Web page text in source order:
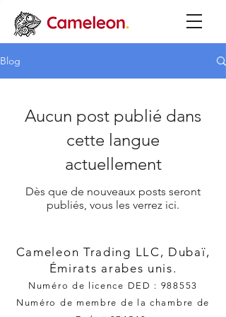
Blog
Aucun post publié dans
cette langue
actuellement
Dès que de nouveaux posts seront
publiés, vous les verrez ici.
Cameleon Trading LLC, Dubaï,
Émirats arabes unis.
Numéro de licence DED : 988553
Numéro de membre de la chambre de